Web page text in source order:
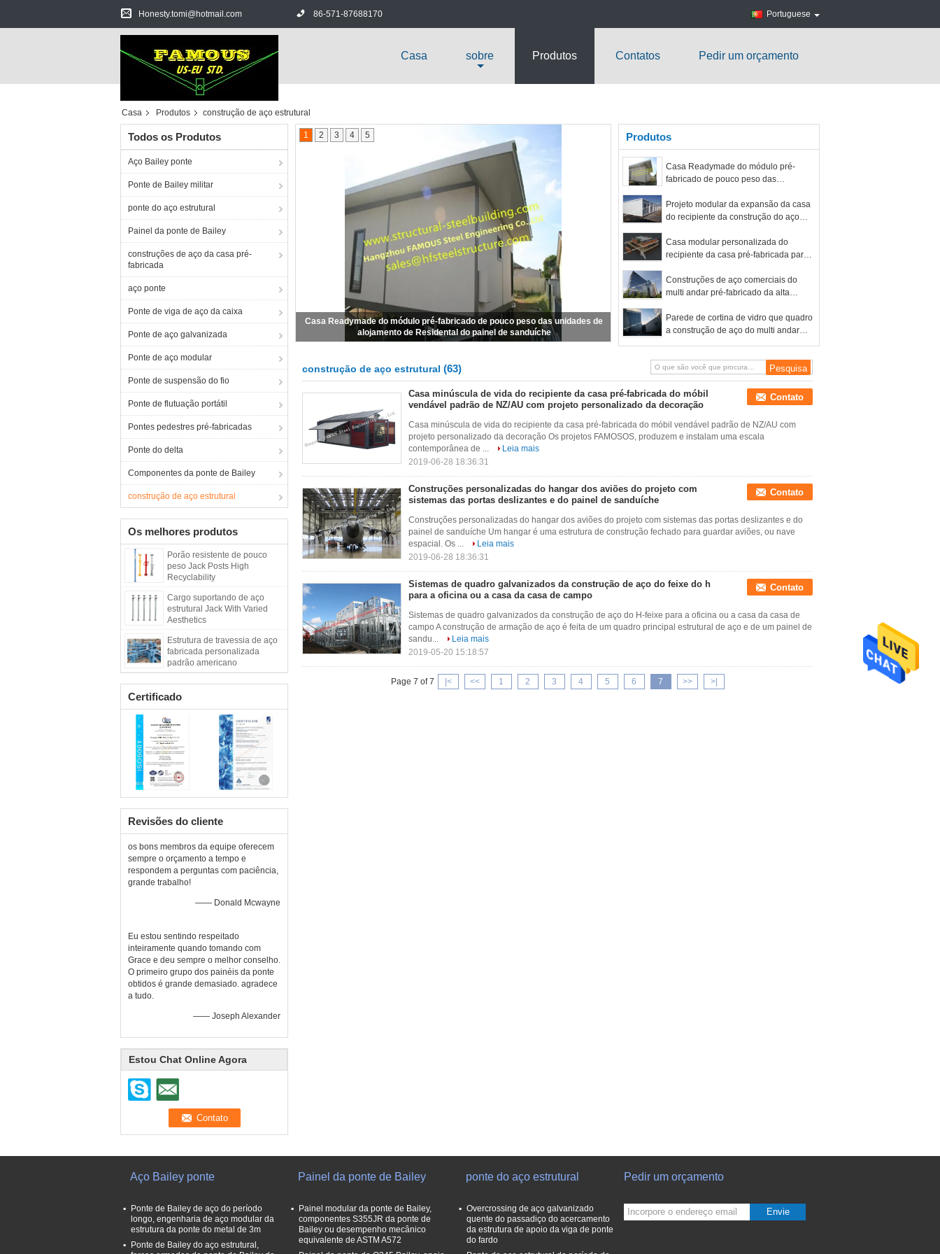
Honesty.tomi@hotmail.com 86-571-87688170 Portuguese
Casa sobre Produtos Contatos Pedir um orçamento
Casa Produtos construção de aço estrutural
Todos os Produtos
Aço Bailey ponte
Ponte de Bailey militar
ponte do aço estrutural
Painel da ponte de Bailey
construções de aço da casa pré-
fabricada
aço ponte
Ponte de viga de aço da caixa
Ponte de aço galvanizada
Ponte de aço modular
Ponte de suspensão do fio
Ponte de flutuação portátil
Pontes pedestres pré-fabricadas
Ponte do delta
Componentes da ponte de Bailey
construção de aço estrutural
Os melhores produtos
Porão resistente de pouco
peso Jack Posts High
Recyclability
Cargo suportando de aço
estrutural Jack With Varied
Aesthetics
Estrutura de travessia de aço
fabricada personalizada
padrão americano
Certificado
Revisões do cliente
os bons membros da equipe oferecem
sempre o orçamento a tempo e
respondem a perguntas com paciência,
grande trabalho!
—— Donald Mcwayne
Eu estou sentindo respeitado
inteiramente quando tomando com
Grace e deu sempre o melhor conselho.
O primeiro grupo dos painéis da ponte
obtidos é grande demasiado. agradece
a tudo.
—— Joseph Alexander
Estou Chat Online Agora
Casa Readymade do módulo pré-fabricado de pouco peso das unidades de
alojamento de Residental do painel de sanduíche
1 2 3 4 5 Produtos
Casa Readymade do módulo pré-
fabricado de pouco peso das
Residental do painel de sanduíche
Projeto modular da expansão da casa
do recipiente da construção do aço
aula/escritório
Casa modular personalizada do
recipiente da casa pré-fabricada para
Construções de aço comerciais do
multi andar pré-fabricado da alta
Parede de cortina de vidro que quadro
a construção de aço do multi andar
construção de aço estrutural (63)
Casa minúscula de vida do recipiente da casa pré-fabricada do móbil
vendável padrão de NZ/AU com projeto personalizado da decoração
Contato
Casa minúscula de vida do recipiente da casa pré-fabricada do móbil vendável padrão de NZ/AU com
projeto personalizado da decoração Os projetos FAMOSOS, produzem e instalam uma escala
contemporânea de ...
Leia mais
2019-06-28 18:36:31
Construções personalizadas do hangar dos aviões do projeto com
sistemas das portas deslizantes e do painel de sanduíche
Contato
Construções personalizadas do hangar dos aviões do projeto com sistemas das portas deslizantes e do
painel de sanduíche Um hangar é uma estrutura de construção fechado para guardar aviões, ou nave
espacial. Os ...
Leia mais
2019-06-28 18:36:31
Sistemas de quadro galvanizados da construção de aço do feixe do h
para a oficina ou a casa da casa de campo
Contato
Sistemas de quadro galvanizados da construção de aço do H-feixe para a oficina ou a casa da casa de
campo A construção de armação de aço é feita de um quadro principal estrutural de aço e de um painel de
sandu...
Leia mais
2019-05-20 15:18:57
Page 7 of 7 |< << 1 2 3 4 5 6 7 >> >|
Aço Bailey ponte
Ponte de Bailey de aço do período
longo, engenharia de aço modular da
estrutura da ponte do metal de 3m
Ponte de Bailey do aço estrutural,
Painel da ponte de Bailey
Painel modular da ponte de Bailey,
componentes S355JR da ponte de
Bailey ou desempenho mecânico
equivalente de ASTM A572
ponte do aço estrutural
Overcrossing de aço galvanizado
quente do passadiço do acercamento
da estrutura de apoio da viga de ponte
do fardo
Pedir um orçamento
Envie